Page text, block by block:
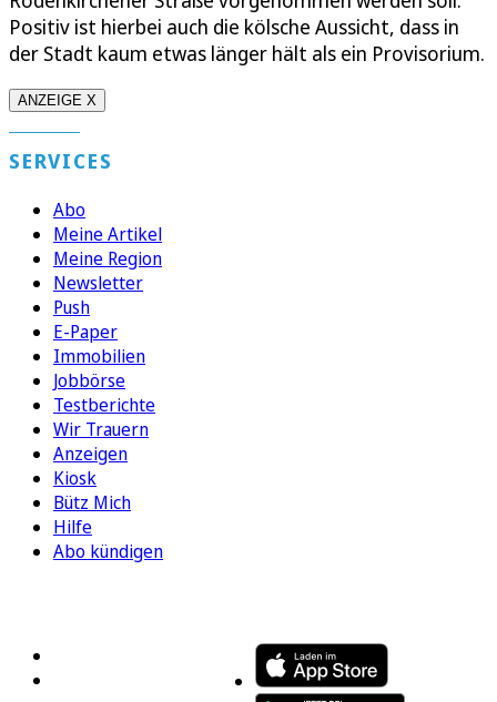
Positiv ist hierbei auch die kölsche Aussicht, dass in
der Stadt kaum etwas länger hält als ein Provisorium.
ANZEIGE X
SERVICES
Abo
Meine Artikel
Meine Region
Newsletter
Push
E-Paper
Immobilien
Jobbörse
Testberichte
Wir Trauern
Anzeigen
Kiosk
Bütz Mich
Hilfe
Abo kündigen